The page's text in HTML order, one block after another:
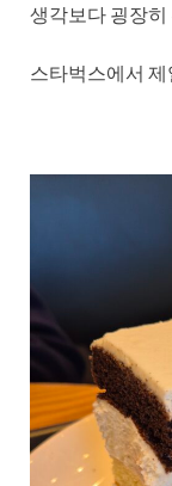
생각보다 굉장히
스타벅스에서